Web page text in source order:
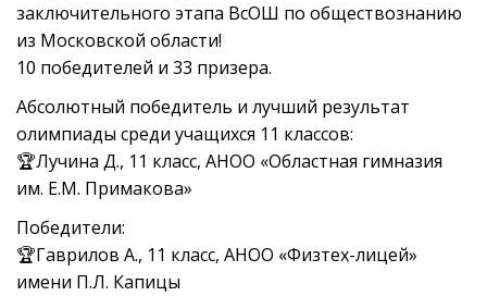
заключительного этапа ВсОШ по обществознанию
из Московской области!
10 победителей и 33 призера.
Абсолютный победитель и лучший результат
олимпиады среди учащихся 11 классов:
🏆Лучина Д., 11 класс, АНОО «Областная гимназия
им. Е.М. Примакова»
Победители:
🏆Гаврилов А., 11 класс, АНОО «Физтех-лицей»
имени П.Л. Капицы